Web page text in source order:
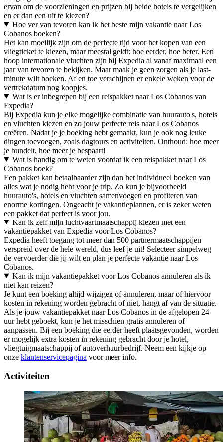
ervan om de voorzieningen en prijzen bij beide hotels te vergelijken
en er dan een uit te kiezen?
Hoe ver van tevoren kan ik het beste mijn vakantie naar Los
Cobanos boeken?
Het kan moeilijk zijn om de perfecte tijd voor het kopen van een
vliegticket te kiezen, maar meestal geldt: hoe eerder, hoe beter. Een
hoop internationale vluchten zijn bij Expedia al vanaf maximaal een
jaar van tevoren te bekijken. Maar maak je geen zorgen als je last-
minute wilt boeken. Af en toe verschijnen er enkele weken voor de
vertrekdatum nog koopjes.
Wat is er inbegrepen bij een reispakket naar Los Cobanos van
Expedia?
Bij Expedia kun je elke mogelijke combinatie van huurauto's, hotels
en vluchten kiezen en zo jouw perfecte reis naar Los Cobanos
creëren. Nadat je je boeking hebt gemaakt, kun je ook nog leuke
dingen toevoegen, zoals dagtours en activiteiten. Onthoud: hoe meer
je bundelt, hoe meer je bespaart!
Wat is handig om te weten voordat ik een reispakket naar Los
Cobanos boek?
Een pakket kan betaalbaarder zijn dan het individueel boeken van
alles wat je nodig hebt voor je trip. Zo kun je bijvoorbeeld
huurauto's, hotels en vluchten samenvoegen en profiteren van
enorme kortingen. Ongeacht je vakantieplannen, er is zeker weten
een pakket dat perfect is voor jou.
Kan ik zelf mijn luchtvaartmaatschappij kiezen met een
vakantiepakket van Expedia voor Los Cobanos?
Expedia heeft toegang tot meer dan 500 partnermaatschappijen
verspreid over de hele wereld, dus leef je uit! Selecteer simpelweg
de vervoerder die jij wilt en plan je perfecte vakantie naar Los
Cobanos.
Kan ik mijn vakantiepakket voor Los Cobanos annuleren als ik
niet kan reizen?
Je kunt een boeking altijd wijzigen of annuleren, maar of hiervoor
kosten in rekening worden gebracht of niet, hangt af van de situatie.
Als je jouw vakantiepakket naar Los Cobanos in de afgelopen 24
uur hebt geboekt, kun je het misschien gratis annuleren of
aanpassen. Bij een boeking die eerder heeft plaatsgevonden, worden
er mogelijk extra kosten in rekening gebracht door je hotel,
vliegtuigmaatschappij of autoverhuurbedrijf. Neem een kijkje op
onze klantenservicepagina voor meer info.
Activiteiten